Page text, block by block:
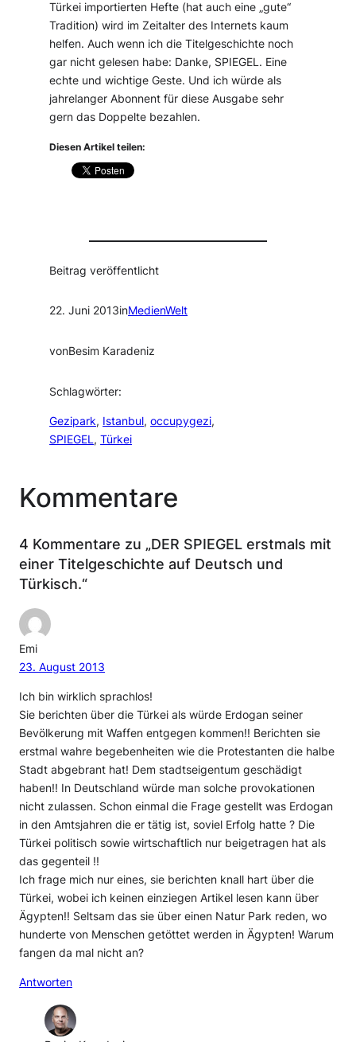
Türkei importierten Hefte (hat auch eine „gute“
Tradition) wird im Zeitalter des Internets kaum
helfen. Auch wenn ich die Titelgeschichte noch
gar nicht gelesen habe: Danke, SPIEGEL. Eine
echte und wichtige Geste. Und ich würde als
jahrelanger Abonnent für diese Ausgabe sehr
gern das Doppelte bezahlen.
Diesen Artikel teilen:
Beitrag veröffentlicht
22. Juni 2013inMedienWelt
vonBesim Karadeniz
Schlagwörter:
Gezipark, Istanbul, occupygezi
SPIEGEL, Türkei
Kommentare
4 Kommentare zu „DER SPIEGEL erstmals mit
einer Titelgeschichte auf Deutsch und
Türkisch.“
Emi
23. August 2013
Ich bin wirklich sprachlos!
Sie berichten über die Türkei als würde Erdogan seiner
Bevölkerung mit Waffen entgegen kommen!! Berichten sie
erstmal wahre begebenheiten wie die Protestanten die halbe
Stadt abgebrant hat! Dem stadtseigentum geschädigt
haben!! In Deutschland würde man solche provokationen
nicht zulassen. Schon einmal die Frage gestellt was Erdogan
in den Amtsjahren die er tätig ist, soviel Erfolg hatte ? Die
Türkei politisch sowie wirtschaftlich nur beigetragen hat als
das gegenteil !!
Ich frage mich nur eines, sie berichten knall hart über die
Türkei, wobei ich keinen einziegen Artikel lesen kann über
Ägypten!! Seltsam das sie über einen Natur Park reden, wo
hunderte von Menschen getöttet werden in Ägypten! Warum
fangen da mal nicht an?
Antworten